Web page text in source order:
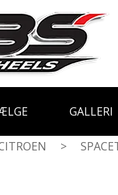
GALLERI
>